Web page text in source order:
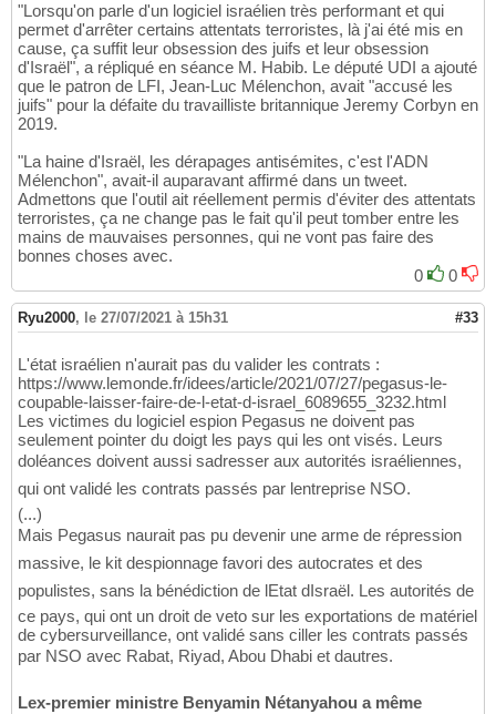
"Lorsqu'on parle d'un logiciel israélien très performant et qui
permet d'arrêter certains attentats terroristes, là j'ai été mis en
cause, ça suffit leur obsession des juifs et leur obsession
d'Israël", a répliqué en séance M. Habib. Le député UDI a ajouté
que le patron de LFI, Jean-Luc Mélenchon, avait "accusé les
juifs" pour la défaite du travailliste britannique Jeremy Corbyn en
2019.
"La haine d'Israël, les dérapages antisémites, c'est l'ADN
Mélenchon", avait-il auparavant affirmé dans un tweet.
Admettons que l'outil ait réellement permis d'éviter des attentats
terroristes, ça ne change pas le fait qu'il peut tomber entre les
mains de mauvaises personnes, qui ne vont pas faire des
bonnes choses avec.
0
0
Ryu2000, le 27/07/2021 à 15h31 #33
L'état israélien n'aurait pas du valider les contrats :
https://www.lemonde.fr/idees/article/2021/07/27/pegasus-le-
coupable-laisser-faire-de-l-etat-d-israel_6089655_3232.html
Les victimes du logiciel espion Pegasus ne doivent pas
seulement pointer du doigt les pays qui les ont visés. Leurs
doléances doivent aussi sadresser aux autorités israéliennes,
qui ont validé les contrats passés par lentreprise NSO.
(...)
Mais Pegasus naurait pas pu devenir une arme de répression
massive, le kit despionnage favori des autocrates et des
populistes, sans la bénédiction de lEtat dIsraël. Les autorités de
ce pays, qui ont un droit de veto sur les exportations de matériel
de cybersurveillance, ont validé sans ciller les contrats passés
par NSO avec Rabat, Riyad, Abou Dhabi et dautres.
Lex-premier ministre Benyamin Nétanyahou a même